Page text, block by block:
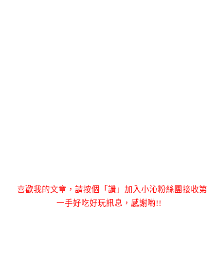
喜歡我的文章，請按個「讚」加入小沁粉絲團接收第
一手好吃好玩訊息，感謝喲!!